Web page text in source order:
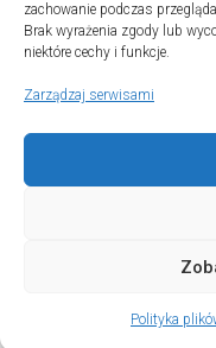
zachowanie podczas
Brak wyrażenia zgody lub
niektóre cechy i funkcje.
Zarządzaj serwisami
Polityka
Marcin